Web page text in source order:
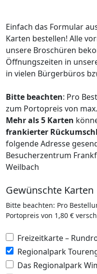
Einfach das Formular
Karten bestellen! Alle
unsere Broschüren
Öffnungszeiten in
in vielen Bürgerbüros
Bitte beachten: Pro
zum Portopreis von
Mehr als 5 Karten
frankierter
folgende Adresse
Besucherzentrum
Weilbach
Gewünschte Karten
Bitte beachten: Pro
Portopreis von 1,80 €
Freizeitkarte –
Regionalpark
Das Regionalpark